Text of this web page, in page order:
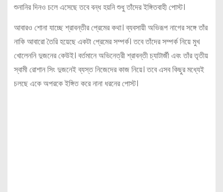
শুনানির দিনও চলে এসেছে তবে বন্ধ হয়নি শুধু তাঁদের ইঙ্গিতবাহী পোস্ট।
আবারও শোনা যাচ্ছে শ্রাবন্তীর প্রেমের কথা। ব্যবসায়ী অভিরূপ নাগের সঙ্গে তাঁর
নাকি আবারো তৈরি হয়েছে একটা প্রেমের সম্পর্ক। তবে তাঁদের সম্পর্ক নিয়ে মুখ
খোলেননি দুজনের কেউই। বর্তমানে অভিনেত্রী শ্রাবন্তী চ্যাটার্জী এবং তাঁর তৃতীয়
স্বামী রোশান সিং দুজনেই ব্যস্ত নিজেদের কাজ নিয়ে। তবে এসব কিছুর মধ্যেই
চলছে একে অপরকে ইঙ্গিত করে নানা ধরনের পোস্ট।